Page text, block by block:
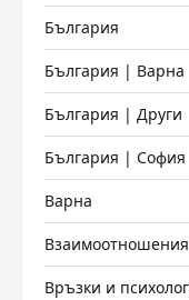
България
България | Варна
България | Други
България | София
Варна
Взаимоотношения
Връзки и